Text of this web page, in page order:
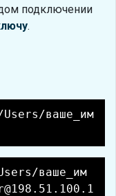
подключении
.
ваше_им
ваше_им